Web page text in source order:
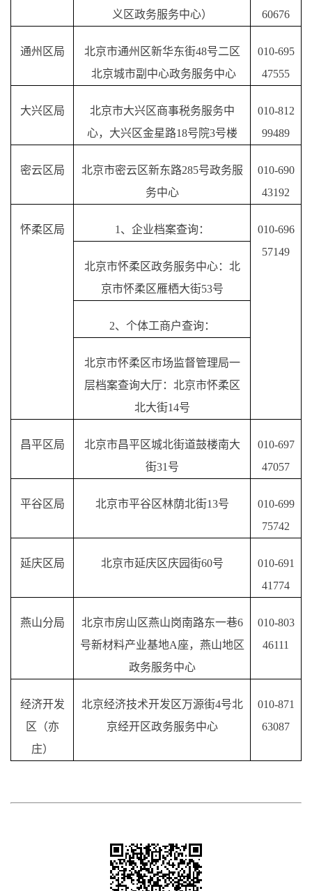
义区政务服务中心）
60676
通州区局 北京市通州区新华东街48号二区
北京城市副中心政务服务中心
010-695
47555
大兴区局
北京市大兴区商事税务服务中
心，大兴区金星路18号院3号楼
010-812
99489
密云区局 北京市密云区新东路285号政务服
务中心
010-690
43192
怀柔区局 1、企业档案查询：
010-696
57149
北京市怀柔区政务服务中心：北
京市怀柔区雁栖大街53号
2、个体工商户查询：
北京市怀柔区市场监督管理局一
层档案查询大厅：北京市怀柔区
北大街14号
昌平区局
北京市昌平区城北街道鼓楼南大
街31号
010-697
47057
平谷区局 北京市平谷区林荫北街13号 010-699
75742
延庆区局 北京市延庆区庆园街60号
010-691
41774
燕山分局 北京市房山区燕山岗南路东一巷6
号新材料产业基地A座，燕山地区
政务服务中心
010-803
46111
经济开发
区（亦
庄）
北京经济技术开发区万源街4号北
京经开区政务服务中心
010-871
63087